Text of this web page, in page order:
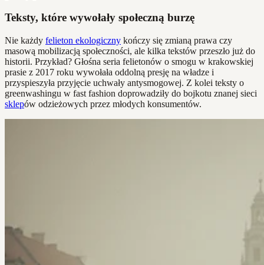
Teksty, które wywołały społeczną burzę
Nie każdy felieton ekologiczny kończy się zmianą prawa czy
masową mobilizacją społeczności, ale kilka tekstów przeszło już do
historii. Przykład? Głośna seria felietonów o smogu w krakowskiej
prasie z 2017 roku wywołała oddolną presję na władze i
przyspieszyła przyjęcie uchwały antysmogowej. Z kolei teksty o
greenwashingu w fast fashion doprowadziły do bojkotu znanej sieci
sklepów odzieżowych przez młodych konsumentów.